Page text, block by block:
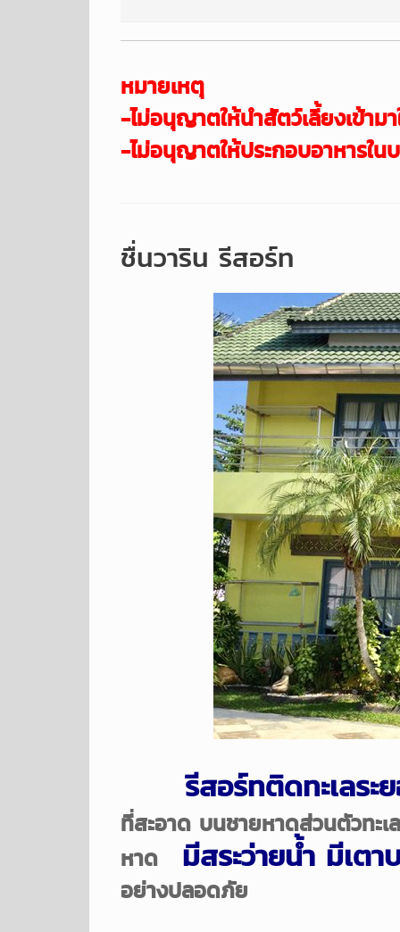
หมายเหตุ
-ไม่อนุญาตให้นำสัตว์เลี้ยงเข้าม
-ไม่อนุญาตให้ประกอบอาหารใน
ชื่นวาริน รีสอร์ท
รีสอร์ทติดทะเลระ
ที่สะอาด บนชายหาดส่วนตัวทะเ
หาด
มีสระว่ายน้ำ มีเตา
อย่างปลอดภัย